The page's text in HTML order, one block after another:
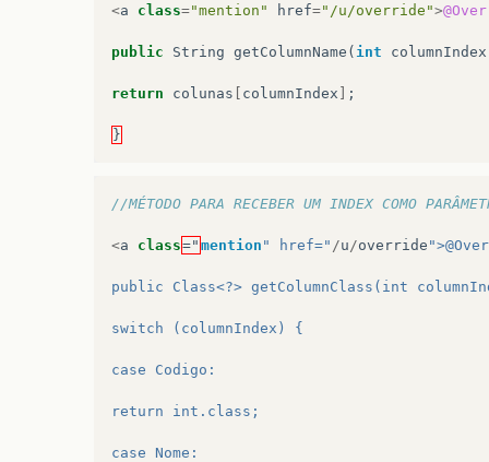
<a class="mention" href="/u/override">
public String getColumnName ( int columnIndex
return colunas [ columnIndex ] ;
}
//MÉTODO PARA RECEBER UM INDEX COMO
<a class=" mention " href=" /u /override
public Class<?> getColumnClass(int
switch (columnIndex) {
case Codigo:
return int.class;
case Nome: